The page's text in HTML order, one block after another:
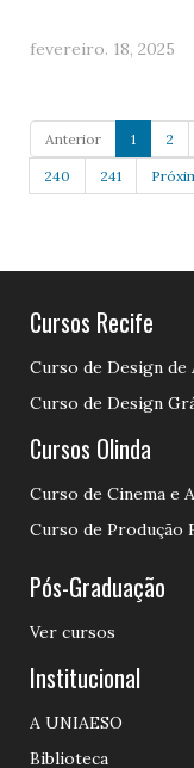
fevereiro. 18, 2025
Anterior 1 2
240 241
Cursos Recife
Curso de Design de
Curso de Design
Cursos Olinda
Curso de Cinema e
Curso de Produção
Pós-Graduação
Ver cursos
Institucional
A UNIAESO
Biblioteca